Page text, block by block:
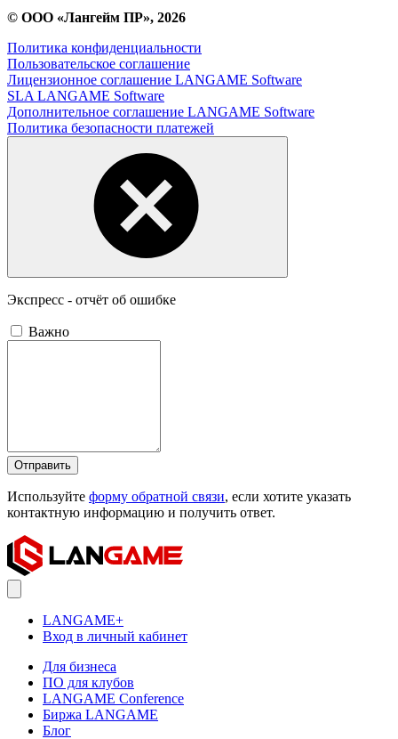
© ООО «Лангейм ПР», 2026
Политика конфиденциальности
Пользовательское соглашение
Лицензионное соглашение LANGAME Software
SLA LANGAME Software
Дополнительное соглашение LANGAME Software
Политика безопасности платежей
Экспресс - отчёт об ошибке
Важно
Отправить
Используйте форму обратной связи, если хотите указать
контактную информацию и получить ответ.
LANGAME+
Вход в личный кабинет
Для бизнеса
ПО для клубов
LANGAME Conference
Биржа LANGAME
Блог